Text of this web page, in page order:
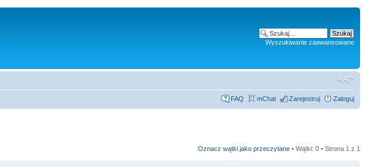
Wyszukiwanie zaawansowane
FAQ mChat Zarejestruj Zaloguj
Oznacz wątki jako przeczytane • Wątki: 0 • Strona 1 z 1